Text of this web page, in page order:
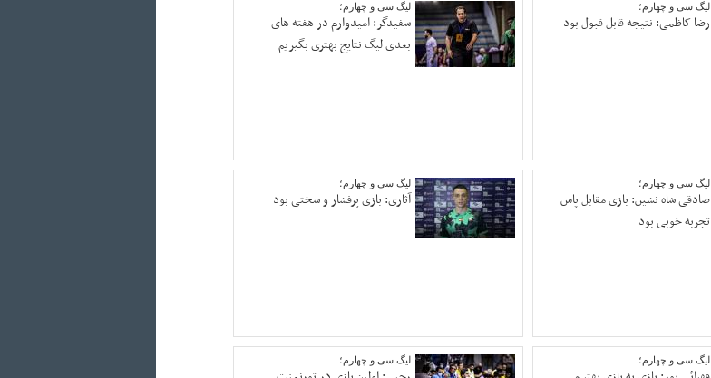
لیگ سی و چهارم؛
رضا کاظمی: نتیجه قابل قبول بود
لیگ سی و چهارم؛
سفیدگر: امیدوارم در هفته های
بعدی لیگ نتایج بهتری بگیریم
لیگ سی و چهارم؛
صادقی شاه نشین: بازی مقابل پاس
تجربه خوبی بود
لیگ سی و چهارم؛
آثاری: بازی پرفشار و سختی بود
لیگ سی و چهارم؛ لیگ سی و چهارم؛